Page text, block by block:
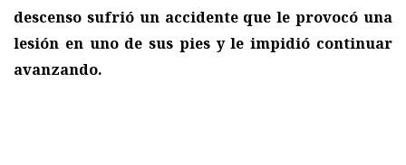
descenso sufrió un accidente que le provocó una
lesión en uno de sus pies y le impidió continuar
avanzando.